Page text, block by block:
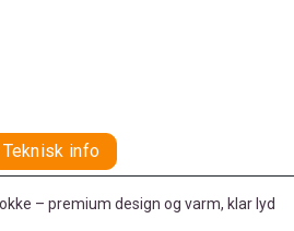
Teknisk info
– premium design og varm, klar lyd